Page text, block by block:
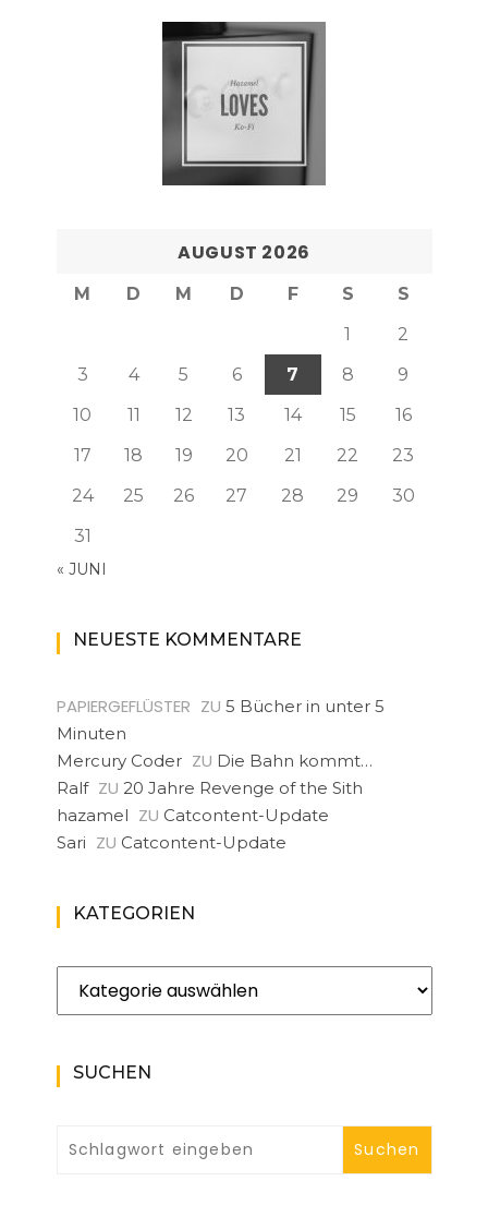
AUGUST 2026
M D M D F S
S
1
2
3
4 5 6 7 8
9
10
11 12 13 14 15
16
17
18 19 20 21 22
23
24
25 26 27 28 29
30
31
« JUNI
NEUESTE KOMMENTARE
PAPIERGEFLÜSTER ZU 5 Bücher in unter 5
Minuten
Mercury Coder ZU Die Bahn kommt…
Ralf ZU 20 Jahre Revenge of the Sith
hazamel ZU Catcontent-Update
Sari ZU Catcontent-Update
KATEGORIEN
Kategorien
SUCHEN